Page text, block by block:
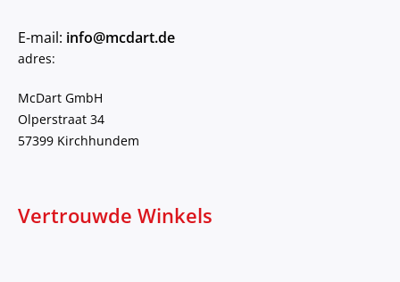
E-mail: info@mcdart.de
adres:
McDart GmbH
Olperstraat 34
57399 Kirchhundem
Vertrouwde Winkels